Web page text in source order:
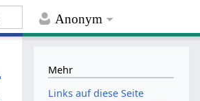
Anonym
Mehr
Links auf diese Seite